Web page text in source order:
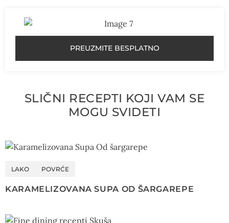
PREUZMITE BESPLATNO
SLIČNI RECEPTI KOJI VAM SE
MOGU SVIDETI
LAKO POVRĆE
KARAMELIZOVANA SUPA OD ŠARGAREPE